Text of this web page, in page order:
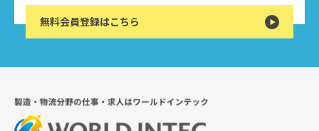
無料会員登録はこちら